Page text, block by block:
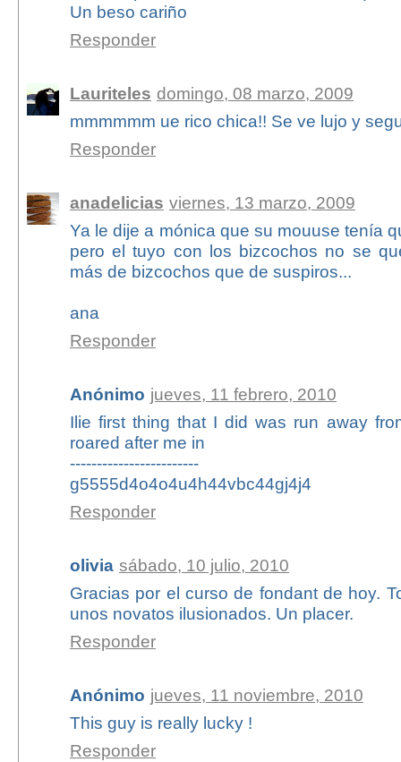
Un beso cariño
Responder
Lauriteles domingo, 08 marzo, 2009
mmmmmm ue rico chica!! Se ve lujo y
Responder
anadelicias viernes, 13 marzo, 2009
Ya le dije a mónica que su mouuse tenía
pero el tuyo con los bizcochos no se
más de bizcochos que de suspiros...
ana
Responder
Anónimo jueves, 11 febrero, 2010
Ilie first thing that I did was run away
roared after me in
------------------------
g5555d4o4o4u4h44vbc44gj4j4
Responder
olivia sábado, 10 julio, 2010
Gracias por el curso de fondant de hoy.
unos novatos ilusionados. Un placer.
Responder
Anónimo jueves, 11 noviembre, 2010
This guy is really lucky !
Responder